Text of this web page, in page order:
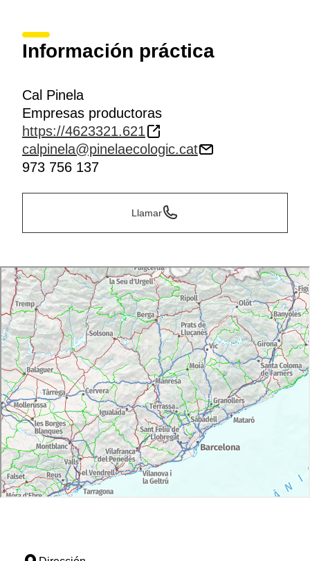
Información práctica
Cal Pinela
Empresas productoras
https://4623321.621
calpinela@pinelaecologic.cat
973 756 137
Llamar